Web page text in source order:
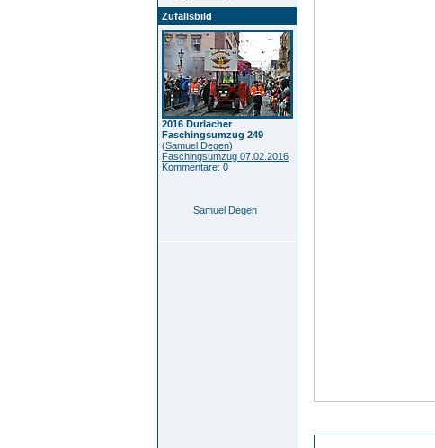
Zufallsbild
2016 Durlacher
Faschingsumzug 249
(Samuel Degen)
Faschingsumzug 07.02.2016
Kommentare: 0
Samuel Degen